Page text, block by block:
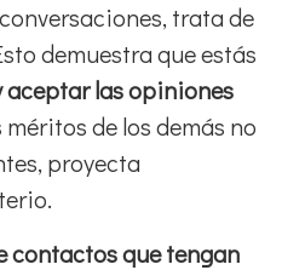
trata de
demuestra que estás
aceptar las opiniones
méritos de los demás no
proyecta
contactos que tengan